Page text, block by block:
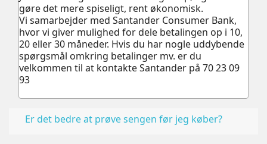
gøre det mere spiseligt, rent økonomisk.
Vi samarbejder med Santander Consumer Bank,
hvor vi giver mulighed for dele betalingen op i 10,
20 eller 30 måneder. Hvis du har nogle uddybende
spørgsmål omkring betalinger mv. er du
velkommen til at kontakte Santander på 70 23 09
93
Er det bedre at prøve sengen før jeg køber?